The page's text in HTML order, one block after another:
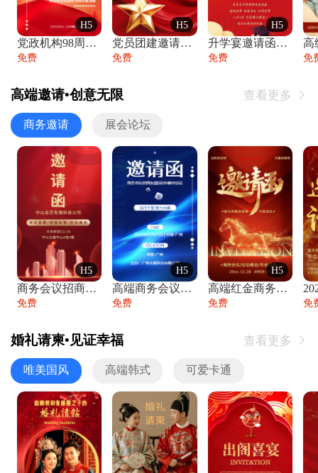
H5
党政机构98周年八一建军节庆祝晚会活动邀
免费
H5
党员团建邀请函党建活动风采党会工作汇报总
免费
H5
升学宴邀请函喜报金榜题名高端谢师宴邀请函
免费 免
高端邀请•创意无限 查看更多 
商务邀请 展会论坛
H5
商务会议招商展会科技峰会邀请函年会邀请
免费
H5
高端商务会议招商加盟展会峰会论坛邀请函
免费
H5
高端红金商务会议年会年终盛典答谢邀请函
免费 免
婚礼请柬•见证幸福 查看更多 
唯美国风 高端韩式 可爱卡通